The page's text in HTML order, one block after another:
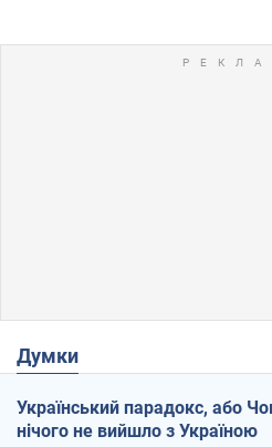
Думки
Український парадокс, або
нічого не вийшло з Україною